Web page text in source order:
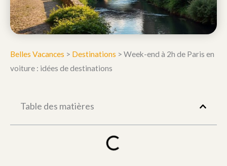
Belles Vacances > Destinations > Week-end à 2h de Paris en
voiture : idées de destinations
Table des matières